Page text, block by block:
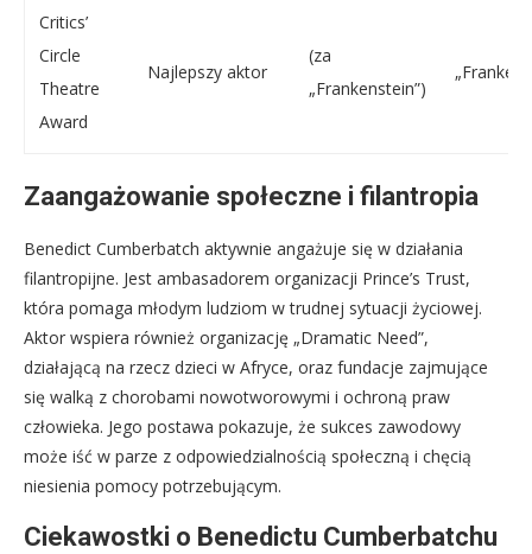
Critics’
Circle
Theatre
Award
Najlepszy aktor
(za
„Frankenstein”)
Zaangażowanie społeczne i filantropia
Benedict Cumberbatch aktywnie angażuje się w działania
filantropijne. Jest ambasadorem organizacji Prince’s Trust,
która pomaga młodym ludziom w trudnej sytuacji życiowej.
Aktor wspiera również organizację „Dramatic Need”,
działającą na rzecz dzieci w Afryce, oraz fundacje zajmujące
się walką z chorobami nowotworowymi i ochroną praw
człowieka. Jego postawa pokazuje, że sukces zawodowy
może iść w parze z odpowiedzialnością społeczną i chęcią
niesienia pomocy potrzebującym.
Ciekawostki o Benedictu Cumberbatchu